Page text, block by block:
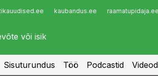
kaubandus.ee raamatupidaja.ee
Infopank
Sisuturundus Töö Podcastid Videod